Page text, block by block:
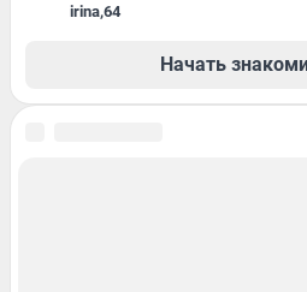
irina,64
Начать